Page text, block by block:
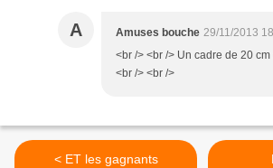
A Amuses bouche 29/11/2013
<br /> <br /> Un cadre de 20
<br /> <br />
< ET les gagnants